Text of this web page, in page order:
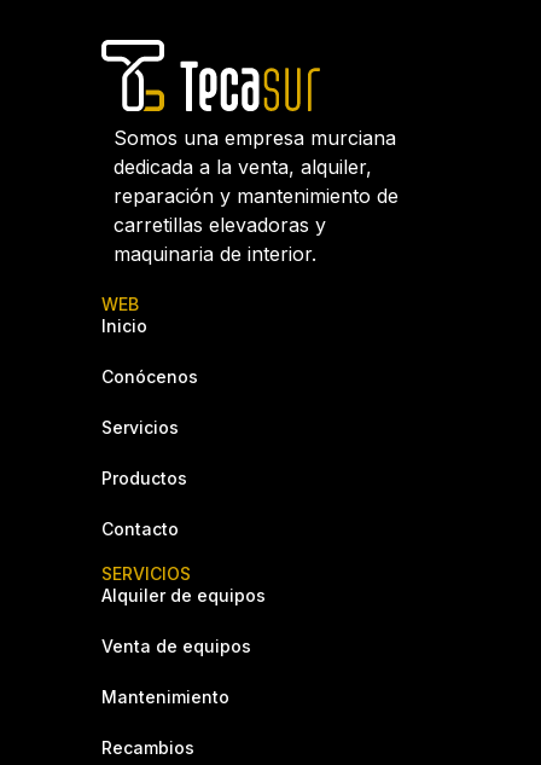
Somos una empresa murciana
dedicada a la venta, alquiler,
reparación y mantenimiento de
carretillas elevadoras y
maquinaria de interior.
WEB
Inicio
Conócenos
Servicios
Productos
Contacto
SERVICIOS
Alquiler de equipos
Venta de equipos
Mantenimiento
Recambios